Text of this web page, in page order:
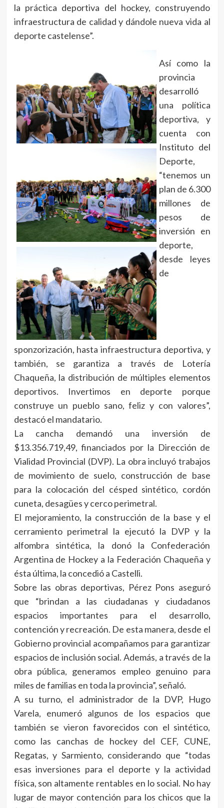
la práctica deportiva del hockey, construyendo
infraestructura de calidad y dándole nueva vida al
deporte castelense”.
Así como la
provincia
desarrolló
una política
deportiva, y
cuenta con
Instituto del
Deporte,
“tenemos un
plan de 6.300
millones de
pesos de
inversión en
deporte,
desde leyes
de
sponzorización, hasta infraestructura deportiva, y
también, se garantiza a través de Lotería
Chaqueña, la distribución de múltiples elementos
deportivos. Invertimos en deporte porque
construye un pueblo sano, feliz y con valores”,
destacó el mandatario.
La cancha demandó una inversión de
$13.356.719,49, financiados por la Dirección de
Vialidad Provincial (DVP). La obra incluyó trabajos
de movimiento de suelo, construcción de base
para la colocación del césped sintético, cordón
cuneta, desagües y cerco perimetral.
El mejoramiento, la construcción de la base y el
cerramiento perimetral la ejecutó la DVP y la
alfombra sintética, la donó la Confederación
Argentina de Hockey a la Federación Chaqueña y
ésta última, la concedió a Castelli.
Sobre las obras deportivas, Pérez Pons aseguró
que “brindan a las ciudadanas y ciudadanos
espacios importantes para el desarrollo,
contención y recreación. De esta manera, desde el
Gobierno provincial acompañamos para garantizar
espacios de inclusión social. Además, a través de la
obra pública, generamos empleo genuino para
miles de familias en toda la provincia”, señaló.
A su turno, el administrador de la DVP, Hugo
Varela, enumeró algunos de los espacios que
también se vieron favorecidos con el sintético,
como las canchas de hockey del CEF, CUNE,
Regatas, y Sarmiento, considerando que “todas
esas inversiones para el deporte y la actividad
física, son altamente rentables en lo social. No hay
lugar de mayor contención para los chicos que la